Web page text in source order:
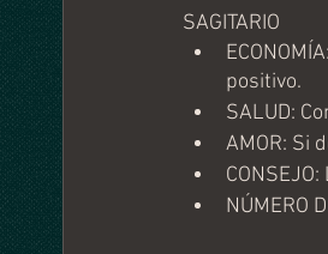
SAGITARIO
positivo.
SALUD:
AMOR: Si
NÚMERO